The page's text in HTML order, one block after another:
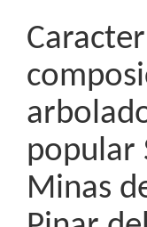
popular
Minas